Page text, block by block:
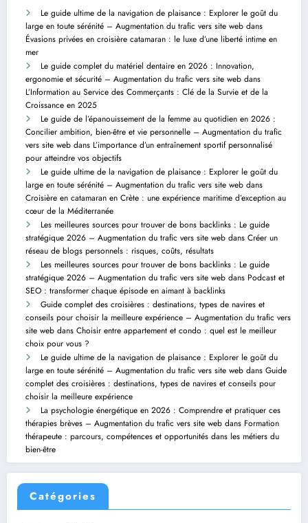
Le guide ultime de la navigation de plaisance : Explorer le goût du
large en toute sérénité – Augmentation du trafic vers site web dans
Évasions privées en croisière catamaran : le luxe d’une liberté intime en
mer
Le guide complet du matériel dentaire en 2026 : Innovation,
ergonomie et sécurité – Augmentation du trafic vers site web dans
L’Information au Service des Commerçants : Clé de la Survie et de la
Croissance en 2025
Le guide de l’épanouissement de la femme au quotidien en 2026 :
Concilier ambition, bien-être et vie personnelle – Augmentation du trafic
vers site web dans L’importance d’un entraînement sportif personnalisé
pour atteindre vos objectifs
Le guide ultime de la navigation de plaisance : Explorer le goût du
large en toute sérénité – Augmentation du trafic vers site web dans
Croisière en catamaran en Crète : une expérience maritime d’exception au
cœur de la Méditerranée
Les meilleures sources pour trouver de bons backlinks : Le guide
stratégique 2026 – Augmentation du trafic vers site web dans Créer un
réseau de blogs personnels : risques, coûts, résultats
Les meilleures sources pour trouver de bons backlinks : Le guide
stratégique 2026 – Augmentation du trafic vers site web dans Podcast et
SEO : transformer chaque épisode en aimant à backlinks
Guide complet des croisières : destinations, types de navires et
conseils pour choisir la meilleure expérience – Augmentation du trafic vers
site web dans Choisir entre appartement et condo : quel est le meilleur
choix pour vous ?
Le guide ultime de la navigation de plaisance : Explorer le goût du
large en toute sérénité – Augmentation du trafic vers site web dans Guide
complet des croisières : destinations, types de navires et conseils pour
choisir la meilleure expérience
La psychologie énergétique en 2026 : Comprendre et pratiquer ces
thérapies brèves – Augmentation du trafic vers site web dans Formation
thérapeute : parcours, compétences et opportunités dans les métiers du
bien-être
Catégories